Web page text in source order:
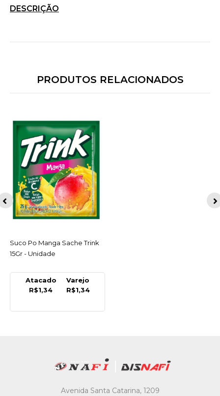
DESCRIÇÃO
PRODUTOS RELACIONADOS
ACESSAR
Suco Po Manga Sache Trink
15Gr - Unidade
Atacado
R$1,34
Varejo
R$1,34
Avenida Santa Catarina, 1209